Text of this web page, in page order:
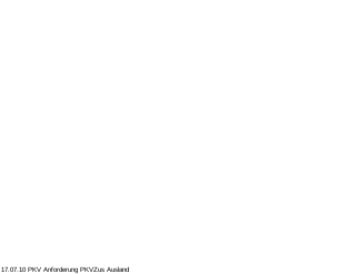
17.07.10 PKV Anforderung PKVZus Ausland